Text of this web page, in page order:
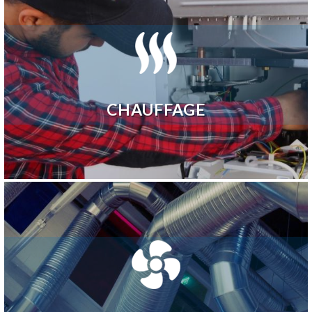
Access Energie propose des solutions sur mesure en
climatisation et énergies renouvelables, adaptées à vos
besoins. Nous réalisons l’installation de pompes à
chaleur, de systèmes de ventilation mécanique
contrôlée (VMC) et de climatisations. Nos experts vous
conseillent pour adopter des solutions écologiques et
innovantes, améliorant votre confort thermique tout en
réduisant votre consommation énergétique et votre
empreinte carbone.
CHAUFFAGE
Access Energie intervient sur une large gamme de
systèmes de chauffage, allant des chaudières
(fioul, gaz, thermodynamique) aux pompes à
chaleur (Air-Air, Air-Eau). Nous prenons en charge
l’installation, le remplacement et l’entretien de
vos équipements, en garantissant leur
performance et leur longévité. Avec nos contrats